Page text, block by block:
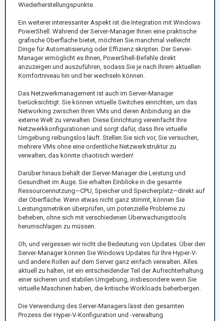
Wiederherstellungspunkte.
Ein weiterer interessanter Aspekt ist die Integration mit Windows
PowerShell. Während der Server-Manager Ihnen eine praktische
grafische Oberfläche bietet, möchten Sie manchmal vielleicht
Dinge für Automatisierung oder Effizienz skripten. Der Server-
Manager ermöglicht es Ihnen, PowerShell-Befehle direkt
anzuzeigen und auszuführen, sodass Sie je nach Ihrem aktuellen
Komfortniveau hin und her wechseln können.
Das Netzwerkmanagement ist auch im Server-Manager
berücksichtigt. Sie können virtuelle Switches einrichten, um das
Networking zwischen Ihren VMs und deren Anbindung an die
externe Welt zu verwalten. Diese Einrichtung vereinfacht Ihre
Netzwerkkonfigurationen und sorgt dafür, dass Ihre virtuelle
Umgebung reibungslos läuft. Stellen Sie sich vor, Sie versuchen,
mehrere VMs ohne eine ordentliche Netzwerkstruktur zu
verwalten; das könnte chaotisch werden!
Darüber hinaus behält der Server-Manager die Leistung und
Gesundheit im Auge. Sie erhalten Einblicke in die gesamte
Ressourcennutzung—CPU, Speicher und Speicherplatz—direkt auf
der Oberfläche. Wenn etwas nicht ganz stimmt, können Sie
Leistungsmetriken überprüfen, um potenzielle Probleme zu
beheben, ohne sich mit verschiedenen Überwachungstools
herumschlagen zu müssen.
Oh, und vergessen wir nicht die Bedeutung von Updates. Über den
Server-Manager können Sie Windows Updates für Ihre Hyper-V-
und andere Rollen auf dem Server ganz einfach verwalten. Alles
aktuell zu halten, ist ein entscheidender Teil der Aufrechterhaltung
einer sicheren und stabilen Umgebung, insbesondere wenn Sie
virtuelle Maschinen haben, die kritische Workloads beherbergen.
Die Verwendung des Server-Managers lässt den gesamten
Prozess der Hyper-V-Konfiguration und -verwaltung